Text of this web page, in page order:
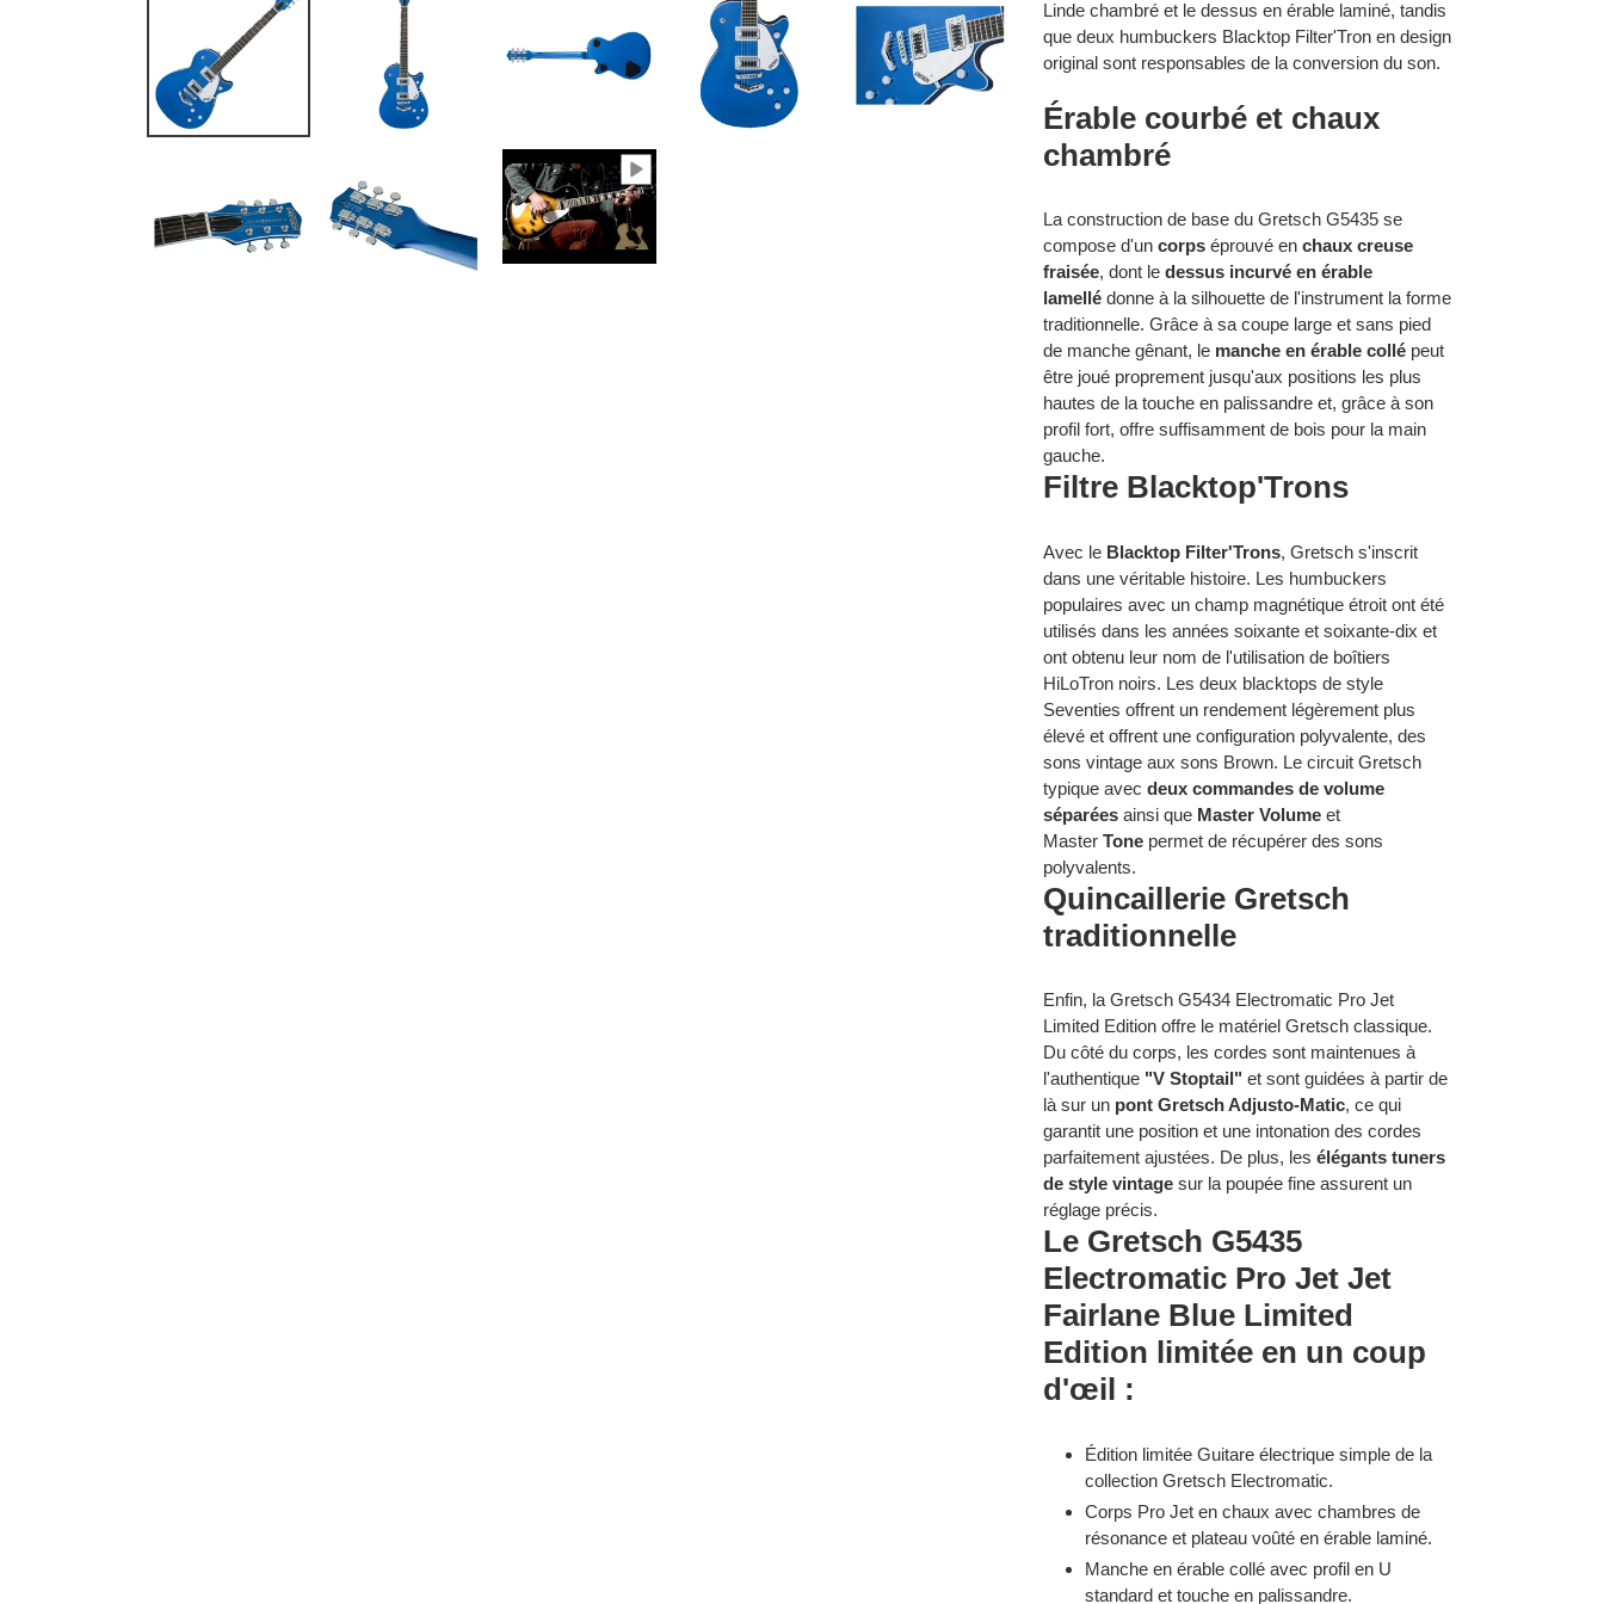
Linde chambré et le dessus en érable laminé, tandis
que deux humbuckers Blacktop Filter'Tron en design
original sont responsables de la conversion du son.
Érable courbé et chaux
chambré
La construction de base du Gretsch G5435 se
compose d'un corps éprouvé en chaux creuse
fraisée, dont le dessus incurvé en érable
lamellé donne à la silhouette de l'instrument la forme
traditionnelle. Grâce à sa coupe large et sans pied
de manche gênant, le manche en érable collé peut
être joué proprement jusqu'aux positions les plus
hautes de la touche en palissandre et, grâce à son
profil fort, offre suffisamment de bois pour la main
gauche.
Filtre Blacktop'Trons
Avec le Blacktop Filter'Trons, Gretsch s'inscrit
dans une véritable histoire. Les humbuckers
populaires avec un champ magnétique étroit ont été
utilisés dans les années soixante et soixante-dix et
ont obtenu leur nom de l'utilisation de boîtiers
HiLoTron noirs. Les deux blacktops de style
Seventies offrent un rendement légèrement plus
élevé et offrent une configuration polyvalente, des
sons vintage aux sons Brown. Le circuit Gretsch
typique avec deux commandes de volume
séparées ainsi que Master Volume et
Master Tone permet de récupérer des sons
polyvalents.
Quincaillerie Gretsch
traditionnelle
Enfin, la Gretsch G5434 Electromatic Pro Jet
Limited Edition offre le matériel Gretsch classique.
Du côté du corps, les cordes sont maintenues à
l'authentique "V Stoptail" et sont guidées à partir de
là sur un pont Gretsch Adjusto-Matic, ce qui
garantit une position et une intonation des cordes
parfaitement ajustées. De plus, les élégants tuners
de style vintage sur la poupée fine assurent un
réglage précis.
Le Gretsch G5435
Electromatic Pro Jet Jet
Fairlane Blue Limited
Edition limitée en un coup
d'œil :
Édition limitée Guitare électrique simple de la
collection Gretsch Electromatic.
Corps Pro Jet en chaux avec chambres de
résonance et plateau voûté en érable laminé.
Manche en érable collé avec profil en U
standard et touche en palissandre.